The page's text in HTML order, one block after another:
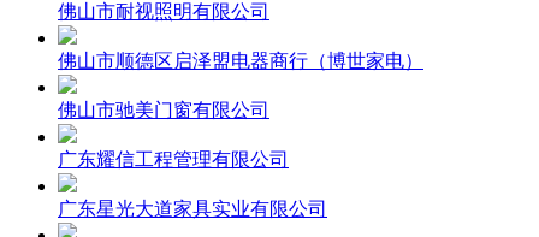
佛山市耐视照明有限公司
佛山市顺德区启泽盟电器商行（博世家电）
佛山市驰美门窗有限公司
广东耀信工程管理有限公司
广东星光大道家具实业有限公司